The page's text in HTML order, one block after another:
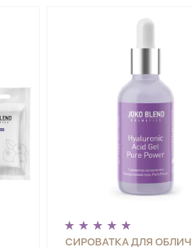
СИРОВАТКА ДЛЯ